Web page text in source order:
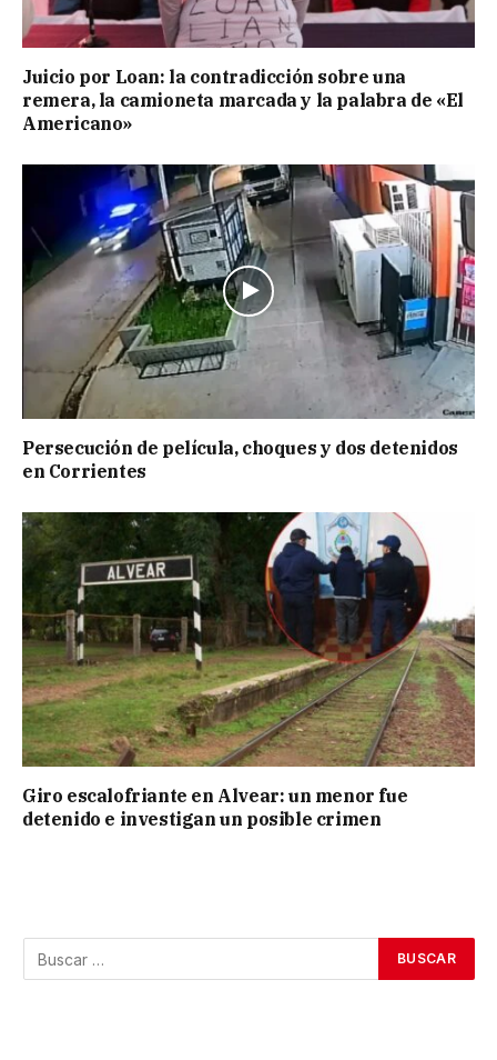
Juicio por Loan: la contradicción sobre una
remera, la camioneta marcada y la palabra de «El
Americano»
Persecución de película, choques y dos detenidos
en Corrientes
Giro escalofriante en Alvear: un menor fue
detenido e investigan un posible crimen